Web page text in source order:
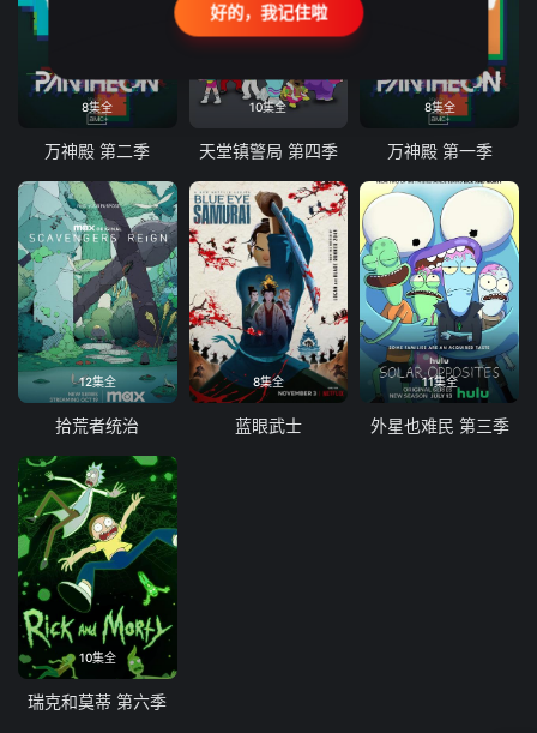
8集全
万神殿 第二季
10集全
天堂镇警局 第四季
8集全
万神殿 第一季
12集全
拾荒者统治
8集全
蓝眼武士
11集全
外星也难民 第三季
10集全
瑞克和莫蒂 第六季
好的，我记住啦